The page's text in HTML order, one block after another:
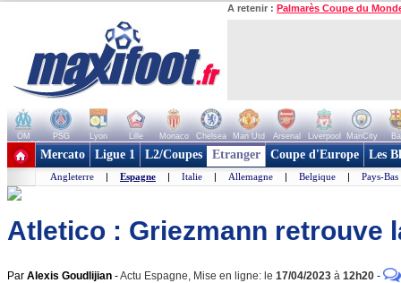
A retenir : Palmarès Coupe du
OM PSG Lyon Lille Monaco Chelsea Man Utd Arsenal Liverpool ManCity
+ de clubs
Mercato Ligue 1 L2/Coupes Etranger Coupe d'Europe Les
Angleterre | Espagne | Italie | Allemagne | Belgique | Pays-Bas
Atletico : Griezmann retrouve
Par Alexis Goudlijian -Actu Espagne, Mise en ligne: le 17/04/2023 à 12h20 -